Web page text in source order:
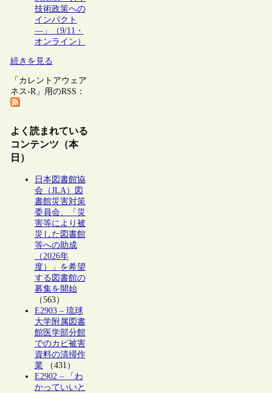
技術政策への
インパクト
―」（9/11・
オンライン）
続きを見る
「カレントアウェア
ネス-R」用のRSS：
よく読まれている
コンテンツ（本
日）
日本図書館協
会（JLA）図
書館災害対策
委員会、「災
害等により被
災した図書館
等への助成
（2026年
度）」を希望
する図書館の
募集を開始
（563）
E2903 – 琉球
大学附属図書
館医学部分館
でのカビ被害
資料の清掃作
業（431）
E2902 – 「わ
かっていいと